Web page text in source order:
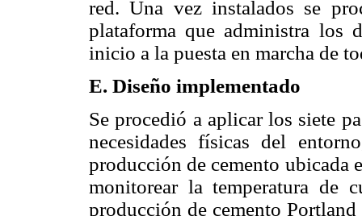
red. Una vez instalados se
plataforma que administra los
inicio a la puesta en marcha de
E. Diseño implementado
Se procedió a aplicar los siete
necesidades físicas del
producción de cemento ubicada
monitorear la temperatura de
producción de cemento